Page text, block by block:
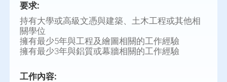
要求:
持有大學或高級文憑與建築、土木工程或其他相
關學位
擁有最少5年與工程及繪圖相關的工作經驗
擁有最少3年與鋁質或幕牆相關的工作經驗
工作內容: